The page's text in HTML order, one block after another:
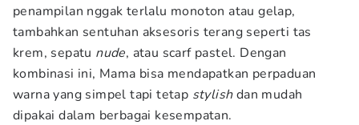
penampilan nggak terlalu monoton atau gelap,
tambahkan sentuhan aksesoris terang seperti tas
krem, sepatu nude, atau scarf pastel. Dengan
kombinasi ini, Mama bisa mendapatkan perpaduan
warna yang simpel tapi tetap stylishdan mudah
dipakai dalam berbagai kesempatan.